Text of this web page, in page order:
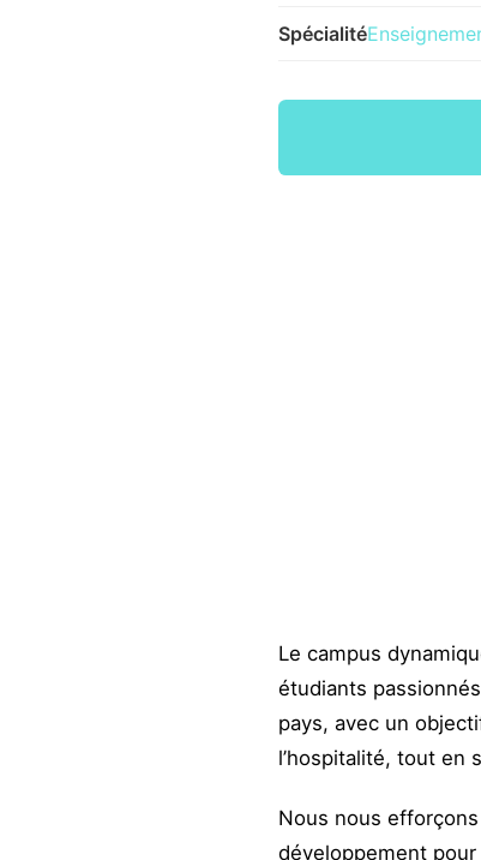
Spécialité
Le campus
étudiants
pays, avec un
l’hospitalité, tout en
Nous nous
développement